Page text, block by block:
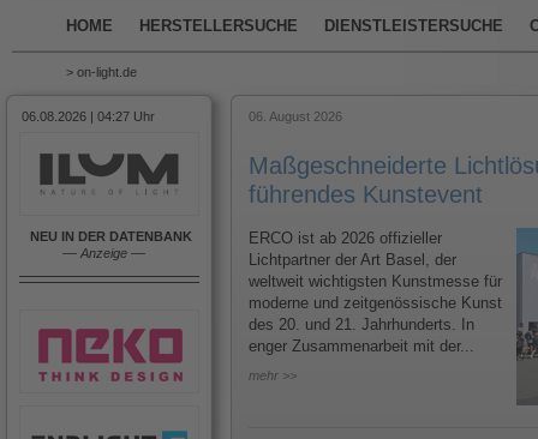
HOME HERSTELLERSUCHE DIENSTLEISTERSUCHE
> on-light.de
06.08.2026 | 04:27 Uhr
NEU IN DER DATENBANK
–– Anzeige ––
06. August 2026
Maßgeschneiderte
führendes Kunstevent
ERCO ist ab 2026 offizieller
Lichtpartner der Art Basel, der
weltweit wichtigsten Kunstmesse für
moderne und zeitgenössische Kunst
des 20. und 21. Jahrhunderts. In
enger Zusammenarbeit mit der...
mehr >>